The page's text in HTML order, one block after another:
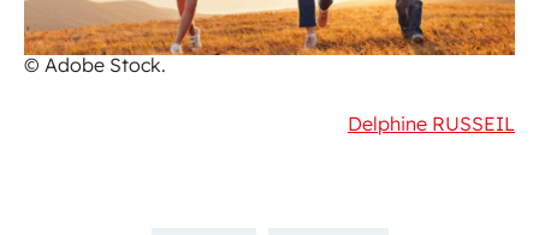
© Adobe Stock.
Delphine RUSSEIL